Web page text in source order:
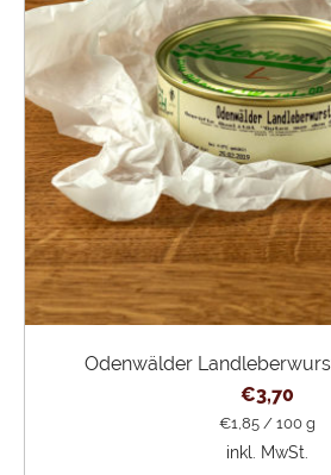
Odenwälder
€3,70
€1,85/ 100 g
inkl. MwSt.